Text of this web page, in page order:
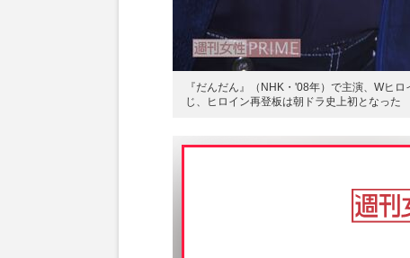
『だんだん』（NHK・'08年）で主演、Wヒ
じ、ヒロイン再登板は朝ドラ史上初となった